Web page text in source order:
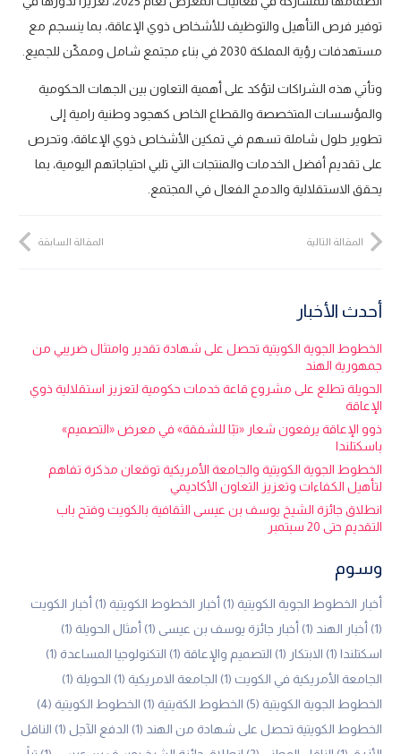
توفير فرص التأهيل والتوظيف للأشخاص ذوي الإعاقة، بما ينسجم مع
مستهدفات رؤية المملكة 2030 في بناء مجتمع شامل وممكّن للجميع.
وتأتي هذه الشراكات لتؤكد على أهمية التعاون بين الجهات الحكومية
والمؤسسات المتخصصة والقطاع الخاص كهجود وطنية رامية إلى
تطوير حلول شاملة تسهم في تمكين الأشخاص ذوي الإعاقة، وتحرص
على تقديم أفضل الخدمات والمنتجات التي تلبي احتياجاتهم اليومية، بما
يحقق الاستقلالية والدمج الفعال في المجتمع.
المقالة السابقة المقالة التالية
أحدث الأخبار
الخطوط الجوية الكويتية تحصل على شهادة تقدير وامتثال ضريبي من
جمهورية الهند
الحويلة تطلع على مشروع قاعة خدمات حكومية لتعزيز استقلالية ذوي
الإعاقة
ذوو الإعاقة يرفعون شعار «تبًا للشفقة» في معرض «التصميم»
باسكتلندا
الخطوط الجوية الكويتية والجامعة الأمريكية توقعان مذكرة تفاهم
لتأهيل الكفاءات وتعزيز التعاون الأكاديمي
انطلاق جائزة الشيخ يوسف بن عيسى الثقافية بالكويت وفتح باب
التقديم حتى 20 سبتمبر
وسوم
أخبار الخطوط الجوية الكويتية (1) أخبار الخطوط الكويتية (1)
أخبار الكويت
(1)
أخبار الهند (1) أخبار جائزة يوسف بن عيسى (1) أمثال الحويلة (1)
اسكتلندا (1) الابتكار (1) التصميم والإعاقة (1) التكنولوجيا المساعدة (1)
الجامعة الأمريكية في الكويت (1) الجامعة الامريكية (1) الحويلة (1)
الخطوط الجوية الكويتية (5) الخطوط الكةيتية (1) الخطوط الكويتية (4)
الخطوط الكويتية تحصل على شهادة من الهند (1) الدفع الآجل (1)
الناقل